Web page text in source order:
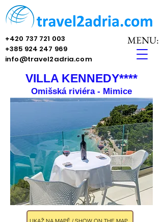
MENU:
+420 737 721 003
+385 924 247 969
info@travel2adria.com
VILLA KENNEDY****
Omišská riviéra - Mimice